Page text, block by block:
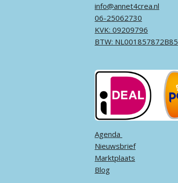
info@annet4crea.nl
06-25062730
KVK: 09209796
BTW: NL001857872B85
Agenda ​
Nieuwsbrief
Marktplaats
Blog